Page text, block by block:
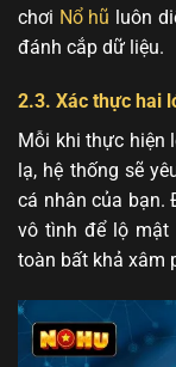
chơi Nổ hũ luôn
đánh cắp dữ liệu.
2.3. Xác thực hai
Mỗi khi thực hiện
lạ, hệ thống sẽ
cá nhân của bạn.
vô tình để lộ mật
toàn bất khả xâm